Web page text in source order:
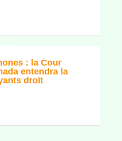
: la Cour
entendra la
droit